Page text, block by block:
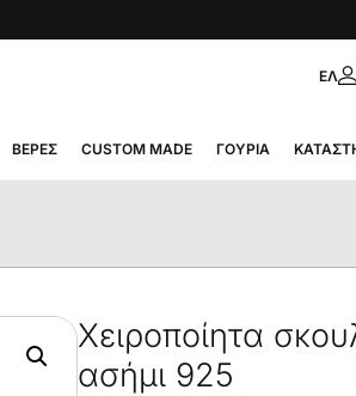
ΒΈΡΕΣ CUSTOM MADE ΓΟΎΡΙΑ
Χειροποίητα
ασήμι 925